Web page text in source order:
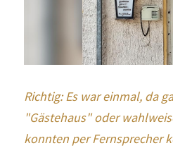
Richtig: Es war einmal, da
"Gästehaus" oder
konnten per Fernsprecher